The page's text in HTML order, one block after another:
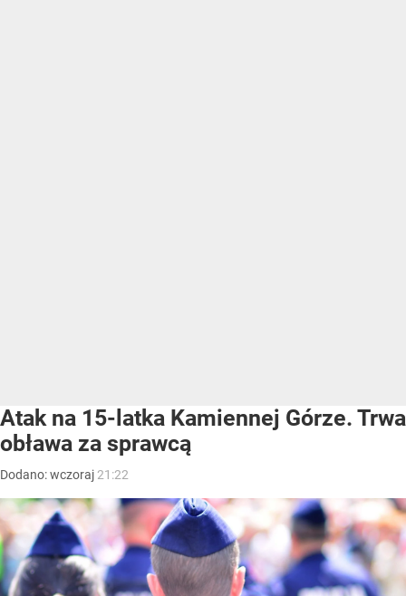
Atak na 15-latka Kamiennej Górze. Trwa
obława za sprawcą
Dodano:wczoraj 21:22